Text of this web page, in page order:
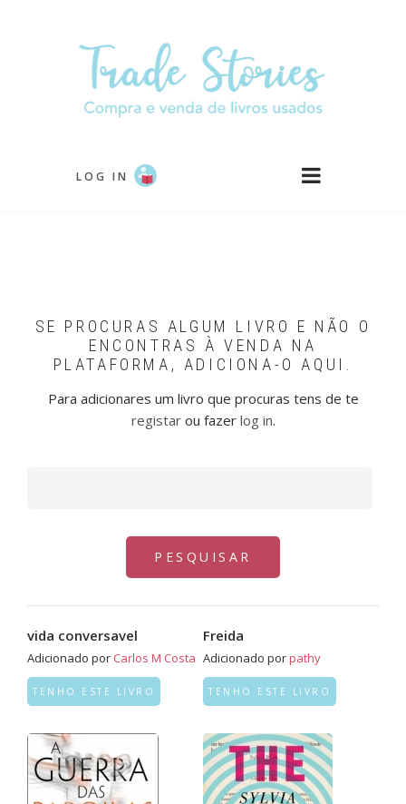
LOG IN
SE PROCURAS ALGUM LIVRO E NÃO O
ENCONTRAS À VENDA NA
PLATAFORMA, ADICIONA-O AQUI.
Para adicionares um livro que procuras tens de te
registarou fazer log in.
vida conversavel
Adicionado por Carlos M Costa
TENHO ESTE LIVRO
Freida
Adicionado porpathy
TENHO ESTE LIVRO